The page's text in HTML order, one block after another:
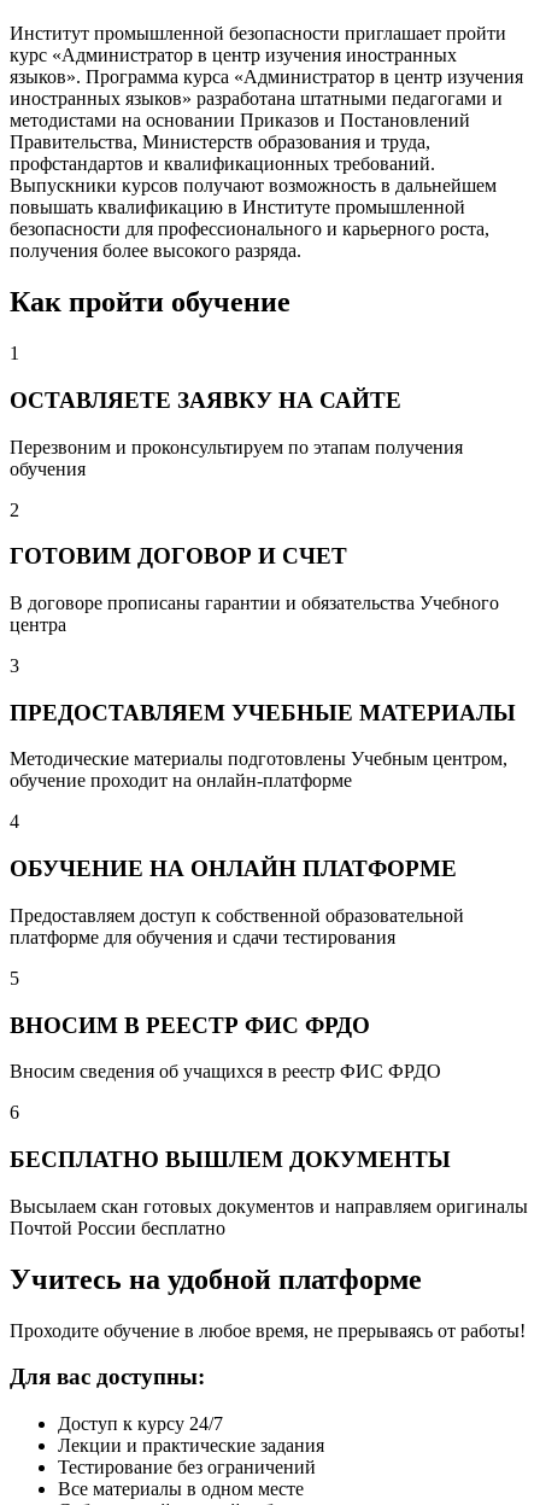
Институт промышленной безопасности приглашает пройти
курс «Администратор в центр изучения иностранных
языков». Программа курса «Администратор в центр изучения
иностранных языков» разработана штатными педагогами и
методистами на основании Приказов и Постановлений
Правительства, Министерств образования и труда,
профстандартов и квалификационных требований.
Выпускники курсов получают возможность в дальнейшем
повышать квалификацию в Институте промышленной
безопасности для профессионального и карьерного роста,
получения более высокого разряда.
Как пройти обучение
1
ОСТАВЛЯЕТЕ ЗАЯВКУ НА САЙТЕ
Перезвоним и проконсультируем по этапам получения
обучения
2
ГОТОВИМ ДОГОВОР И СЧЕТ
В договоре прописаны гарантии и обязательства Учебного
центра
3
ПРЕДОСТАВЛЯЕМ УЧЕБНЫЕ МАТЕРИАЛЫ
Методические материалы подготовлены Учебным центром,
обучение проходит на онлайн-платформе
4
ОБУЧЕНИЕ НА ОНЛАЙН ПЛАТФОРМЕ
Предоставляем доступ к собственной образовательной
платформе для обучения и сдачи тестирования
5
ВНОСИМ В РЕЕСТР ФИС ФРДО
Вносим сведения об учащихся в реестр ФИС ФРДО
6
БЕСПЛАТНО ВЫШЛЕМ ДОКУМЕНТЫ
Высылаем скан готовых документов и направляем оригиналы
Почтой России бесплатно
Учитесь на удобной платформе
Проходите обучение в любое время, не прерываясь от работы!
Для вас доступны:
Доступ к курсу 24/7
Лекции и практические задания
Тестирование без ограничений
Все материалы в одном месте